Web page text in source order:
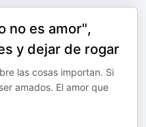
no es amor",
y dejar de rogar
las cosas importan. Si
amados. El amor que